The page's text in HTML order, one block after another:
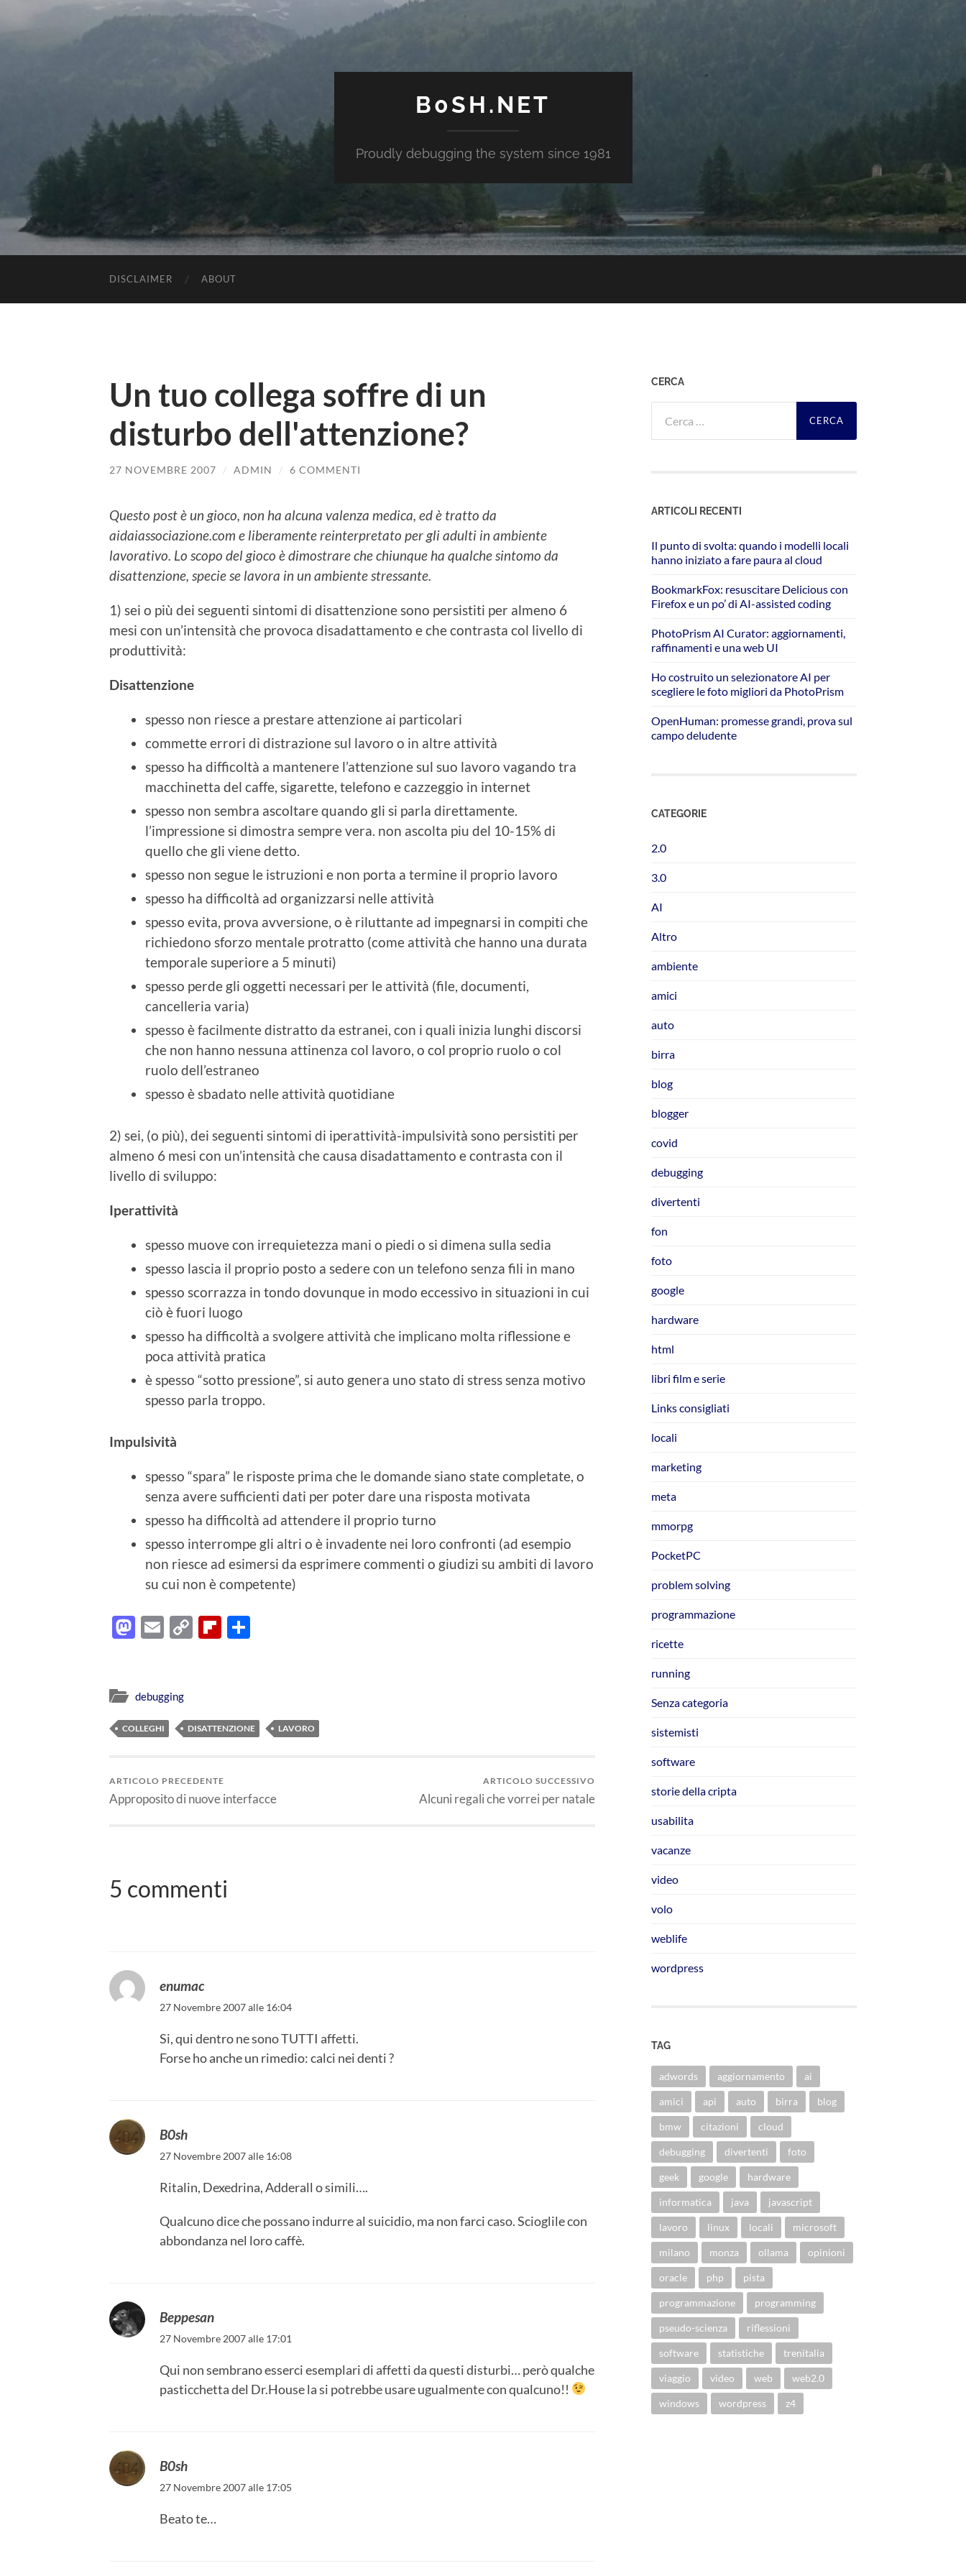
B0SH.NET
Proudly debugging the system since 1981
DISCLAIMER ABOUT
Un tuo collega soffre di un
disturbo dell'attenzione?
27 NOVEMBRE 2007 / ADMIN / 6 COMMENTI
Questo post è un gioco, non ha alcuna valenza medica, ed è tratto da
aidaiassociazione.com e liberamente reinterpretato per gli adulti in ambiente
lavorativo. Lo scopo del gioco è dimostrare che chiunque ha qualche sintomo da
disattenzione, specie se lavora in un ambiente stressante.
1) sei o più dei seguenti sintomi di disattenzione sono persistiti per almeno 6
mesi con un’intensità che provoca disadattamento e che contrasta col livello di
produttività:
Disattenzione
spesso non riesce a prestare attenzione ai particolari
commette errori di distrazione sul lavoro o in altre attività
spesso ha difficoltà a mantenere l’attenzione sul suo lavoro vagando tra
macchinetta del caffe, sigarette, telefono e cazzeggio in internet
spesso non sembra ascoltare quando gli si parla direttamente.
l’impressione si dimostra sempre vera. non ascolta piu del 10-15% di
quello che gli viene detto.
spesso non segue le istruzioni e non porta a termine il proprio lavoro
spesso ha difficoltà ad organizzarsi nelle attività
spesso evita, prova avversione, o è riluttante ad impegnarsi in compiti che
richiedono sforzo mentale protratto (come attività che hanno una durata
temporale superiore a 5 minuti)
spesso perde gli oggetti necessari per le attività (file, documenti,
cancelleria varia)
spesso è facilmente distratto da estranei, con i quali inizia lunghi discorsi
che non hanno nessuna attinenza col lavoro, o col proprio ruolo o col
ruolo dell’estraneo
spesso è sbadato nelle attività quotidiane
2) sei, (o più), dei seguenti sintomi di iperattività-impulsività sono persistiti per
almeno 6 mesi con un’intensità che causa disadattamento e contrasta con il
livello di sviluppo:
Iperattività
spesso muove con irrequietezza mani o piedi o si dimena sulla sedia
spesso lascia il proprio posto a sedere con un telefono senza fili in mano
spesso scorrazza in tondo dovunque in modo eccessivo in situazioni in cui
ciò è fuori luogo
spesso ha difficoltà a svolgere attività che implicano molta riflessione e
poca attività pratica
è spesso “sotto pressione”, si auto genera uno stato di stress senza motivo
spesso parla troppo.
Impulsività
spesso “spara” le risposte prima che le domande siano state completate, o
senza avere sufficienti dati per poter dare una risposta motivata
spesso ha difficoltà ad attendere il proprio turno
spesso interrompe gli altri o è invadente nei loro confronti (ad esempio
non riesce ad esimersi da esprimere commenti o giudizi su ambiti di lavoro
su cui non è competente)
Mastodon
EmailCopyFlipboard
debugging
COLLEGHI DISATTENZIONE LAVORO
ARTICOLO PRECEDENTE
Approposito di nuove interfacce
ARTICOLO SUCCESSIVO
Alcuni regali che vorrei per natale
5 commenti
enumac
27 Novembre 2007 alle 16:04
Si, qui dentro ne sono TUTTI affetti.
Forse ho anche un rimedio: calci nei denti ?
B0sh
27 Novembre 2007 alle 16:08
Ritalin, Dexedrina, Adderall o simili….
Qualcuno dice che possano indurre al suicidio, ma non farci caso. Scioglile con
abbondanza nel loro caffè.
Beppesan
27 Novembre 2007 alle 17:01
Qui non sembrano esserci esemplari di affetti da questi disturbi… però qualche
pasticchetta del Dr.House la si potrebbe usare ugualmente con qualcuno!!
B0sh
27 Novembre 2007 alle 17:05
Beato te…
CERCA
per:
ARTICOLI RECENTI
Il punto di svolta: quando i modelli locali
hanno iniziato a fare paura al cloud
BookmarkFox: resuscitare Delicious con
Firefox e un po’ di AI-assisted coding
PhotoPrism AI Curator: aggiornamenti,
raffinamenti e una web UI
Ho costruito un selezionatore AI per
scegliere le foto migliori da PhotoPrism
OpenHuman: promesse grandi, prova sul
campo deludente
CATEGORIE
2.0
3.0
AI
Altro
ambiente
amici
auto
birra
blog
blogger
covid
debugging
divertenti
fon
foto
google
hardware
html
libri film e serie
Links consigliati
locali
marketing
meta
mmorpg
PocketPC
problem solving
programmazione
ricette
running
Senza categoria
sistemisti
software
storie della cripta
usabilita
vacanze
video
volo
weblife
wordpress
TAG
adwords aggiornamento ai
amici api auto birra blog
bmw citazioni cloud
debugging divertenti foto
geek google hardware
informatica java javascript
lavoro linux locali microsoft
milano monza ollama opinioni
oracle php pista
programmazione programming
pseudo-scienza riflessioni
software statistiche trenitalia
viaggio video web web2.0
windows wordpress z4